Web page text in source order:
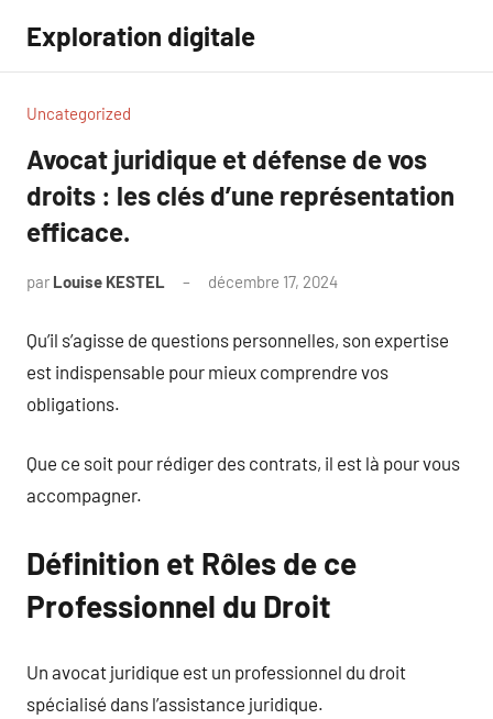
contenu
Exploration digitale
Uncategorized
Avocat juridique et défense de vos
droits : les clés d’une représentation
efficace.
par Louise KESTEL décembre 17, 2024
Qu’il s’agisse de questions personnelles, son expertise
est indispensable pour mieux comprendre vos
obligations.
Que ce soit pour rédiger des contrats, il est là pour vous
accompagner.
Définition et Rôles de ce
Professionnel du Droit
Un avocat juridique est un professionnel du droit
spécialisé dans l’assistance juridique.